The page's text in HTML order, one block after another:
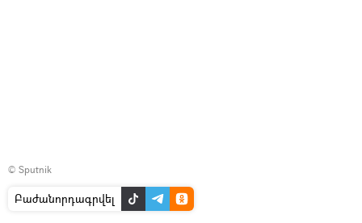
© Sputnik
Բաժանորդագրվել